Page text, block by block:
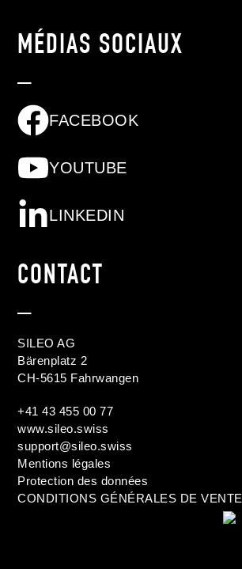
MÉDIAS SOCIAUX
FACEBOOK
YOUTUBE
LINKEDIN
CONTACT
SILEO AG
Bärenplatz 2
CH-5615 Fahrwangen
+41 43 455 00 77
www.sileo.swiss
support@sileo.swiss
Mentions légales
Protection des données
CONDITIONS GÉNÉRALES DE VENTE